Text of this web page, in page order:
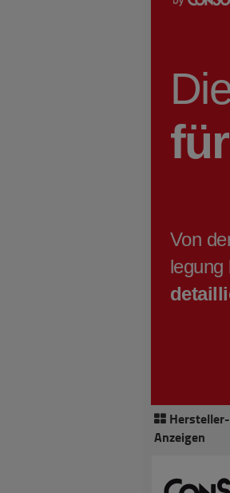
Hersteller-
Anzeigen